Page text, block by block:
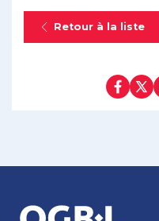
Retour à la liste